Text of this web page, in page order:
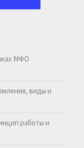
МФО
виды и
работы и